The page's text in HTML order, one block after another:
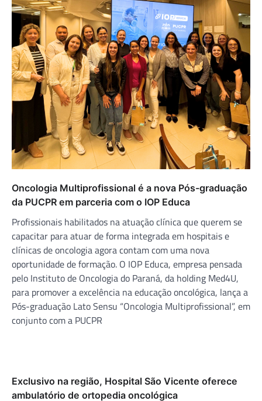
Oncologia Multiprofissional é a nova Pós-graduação
da PUCPR em parceria com o IOP Educa
Profissionais habilitados na atuação clínica que querem se
capacitar para atuar de forma integrada em hospitais e
clínicas de oncologia agora contam com uma nova
oportunidade de formação. O IOP Educa, empresa pensada
pelo Instituto de Oncologia do Paraná, da holding Med4U,
para promover a excelência na educação oncológica, lança a
Pós-graduação Lato Sensu “Oncologia Multiprofissional”, em
conjunto com a PUCPR
Exclusivo na região, Hospital São Vicente oferece
ambulatório de ortopedia oncológica